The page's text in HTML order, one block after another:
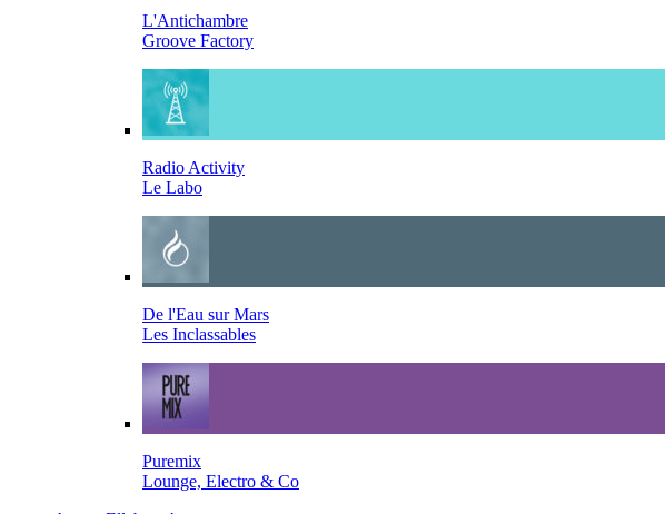
L'Antichambre
Groove Factory
Radio Activity
Le Labo
De l'Eau sur Mars
Les Inclassables
Puremix
Lounge, Electro & Co